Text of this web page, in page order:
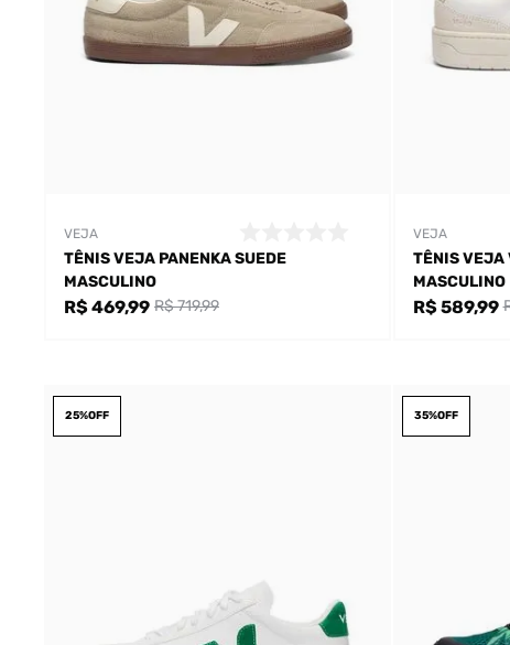
VEJA
TÊNIS VEJA PANENKA SUEDE
MASCULINO
R$ 469,99 R$ 719,99
VEJA
TÊNIS VEJA
MASCULINO
R$ 589,99
25%OFF 35%OFF